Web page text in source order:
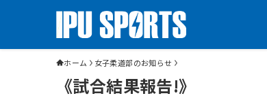
ホーム 女子柔道部のお知らせ
《試合結果報告!》